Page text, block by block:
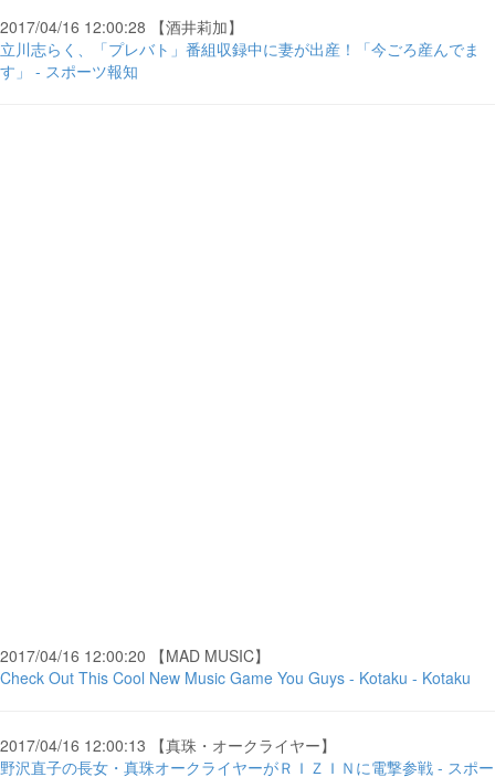
2017/04/16 12:00:28 【酒井莉加】
立川志らく、「プレバト」番組収録中に妻が出産！「今ごろ産んでま
す」 - スポーツ報知
2017/04/16 12:00:20 【MAD MUSIC】
Check Out This Cool New Music Game You Guys - Kotaku - Kotaku
2017/04/16 12:00:13 【真珠・オークライヤー】
野沢直子の長女・真珠オークライヤーがＲＩＺＩＮに電撃参戦 - スポー